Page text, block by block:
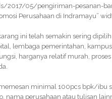
2017/05/pengiriman-pesanan-
Perusahaan di Indramayu”
ini telah semakin sering
lembaga pemerintahan,
harganya relatif murah,
minimal 100pcs bpk/ibu
nama perusahaan atau tulisan